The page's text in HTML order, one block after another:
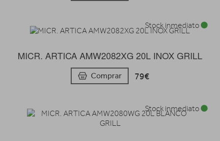
MICR. ARTICA AMW2082XG 20L INOX GRILL
Comprar 79€
Stock inmediato
Stock inmediato